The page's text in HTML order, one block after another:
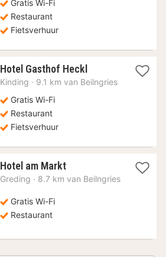
Gratis Wi-Fi
Restaurant
Fietsverhuur
Hotel Gasthof Heckl1
nacht
vanaf
Kinding · 9.1 km van Beilngries
Gratis Wi-Fi
Restaurant
Fietsverhuur
Hotel am Markt1
nacht
Greding · 8.7 km van Beilngries
Gratis Wi-Fi
Restaurant